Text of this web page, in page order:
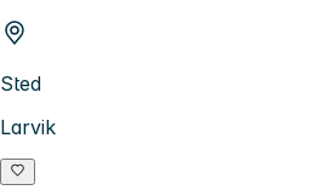
Sted
Larvik